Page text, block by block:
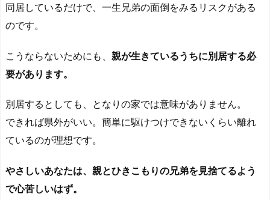
同居しているだけで、一生兄弟の面倒をみるリスクがある
のです。
こうならないためにも、 親が生きているうちに別居する必
要があります。
別居するとしても、となりの家では意味がありません。
できれば県外がいい。簡単に駆けつけできないくらい離れ
ているのが理想です。
やさしいあなたは、親とひきこもりの兄弟を見捨てるよう
で心苦しいはず。